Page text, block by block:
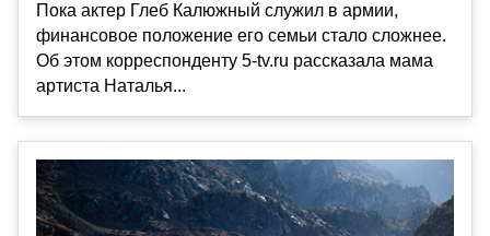
Пока актер Глеб Калюжный служил в армии,
финансовое положение его семьи стало сложнее.
Об этом корреспонденту 5-tv.ru рассказала мама
артиста Наталья...